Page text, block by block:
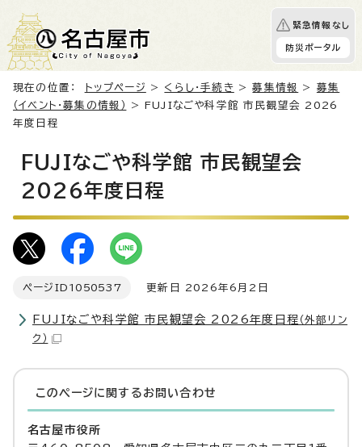
緊急情報なし
防災ポータル
現在の位置： トップページ > くらし・手続き >募集情報 > 募集
（イベント・募集の情報）
> FUJIなごや科学館 市民観望会 2026
年度日程
FUJIなごや科学館 市民観望会
2026年度日程
ページID 1050537 更新日 2026年6月2日
FUJIなごや科学館 市民観望会 2026年度日程 （外部リン
ク）
このページに関する お問い合わせ
名古屋市役所